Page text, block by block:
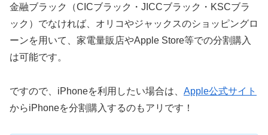
金融ブラック（CICブラック・JICCブラック・KSCブラ
ック）でなければ、オリコやジャックスのショッピングロ
ーンを用いて、家電量販店やApple Store等での分割購入
は可能です。
ですので、iPhoneを利用したい場合は、 Apple公式サイト
からiPhoneを分割購入するのもアリです！